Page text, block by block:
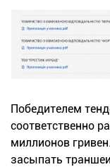
Победителем
соответственно
миллионов
засыпать